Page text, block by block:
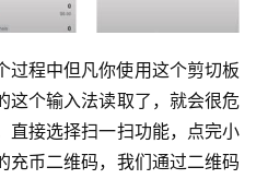
过程中但凡你使用这个剪切板
这个输入法读取了，就会很危
直接选择扫一扫功能，点完小
充币二维码，我们通过二维码